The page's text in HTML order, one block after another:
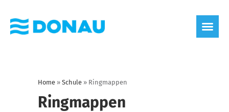
Home » Schule » Ringmappen
Ringmappen